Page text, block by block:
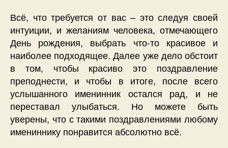
Всё, что требуется от вас – это следуя своей
интуиции, и желаниям человека, отмечающего
День рождения, выбрать что-то красивое и
наиболее подходящее. Далее уже дело обстоит
в том, чтобы красиво это поздравление
преподнести, и чтобы в итоге, после всего
услышанного именинник остался рад, и не
переставал улыбаться. Но можете быть
уверены, что с такими поздравлениями любому
имениннику понравится абсолютно всё.